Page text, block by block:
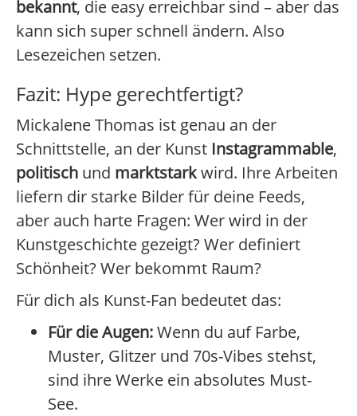
bekannt, die easy erreichbar sind – aber das
kann sich super schnell ändern. Also
Lesezeichen setzen.
Fazit: Hype gerechtfertigt?
Mickalene Thomas ist genau an der
Schnittstelle, an der Kunst Instagrammable,
politisch und marktstarkwird. Ihre Arbeiten
liefern dir starke Bilder für deine Feeds,
aber auch harte Fragen: Wer wird in der
Kunstgeschichte gezeigt? Wer definiert
Schönheit? Wer bekommt Raum?
Für dich als Kunst-Fan bedeutet das:
Für die Augen:Wenn du auf Farbe,
Muster, Glitzer und 70s-Vibes stehst,
sind ihre Werke ein absolutes Must-
See.